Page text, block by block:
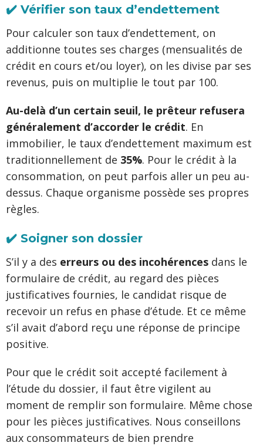
✔️ Vérifier son taux d’endettement
Pour calculer son taux d’endettement, on
additionne toutes ses charges (mensualités de
crédit en cours et/ou loyer), on les divise par ses
revenus, puis on multiplie le tout par 100.
Au-delà d’un certain seuil, le prêteur refusera
généralement d’accorder le crédit. En
immobilier, le taux d’endettement maximum est
traditionnellement de 35%. Pour le crédit à la
consommation, on peut parfois aller un peu au-
dessus. Chaque organisme possède ses propres
règles.
✔️ Soigner son dossier
S’il y a des erreurs ou des incohérences dans le
formulaire de crédit, au regard des pièces
justificatives fournies, le candidat risque de
recevoir un refus en phase d’étude. Et ce même
s’il avait d’abord reçu une réponse de principe
positive.
Pour que le crédit soit accepté facilement à
l’étude du dossier, il faut être vigilent au
moment de remplir son formulaire. Même chose
pour les pièces justificatives. Nous conseillons
aux consommateurs de bien prendre